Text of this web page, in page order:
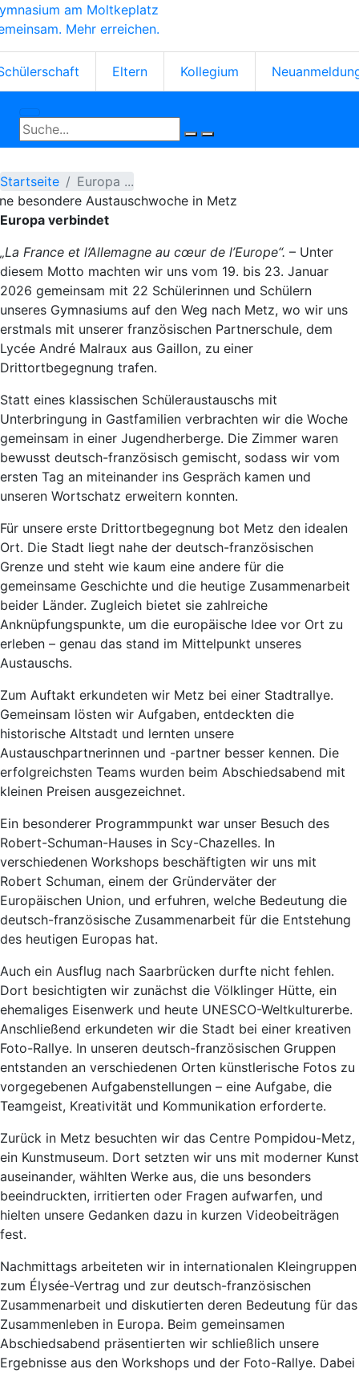
Direkt
zum
Inhalt
am Moltkeplatz
Mehr erreichen.
Eltern Kollegium
Startseite
Europa ...
besondere Austauschwoche in Metz
Europa verbindet
„La France et l‘Allemagne au cœur de l’Europe“. – Unter
diesem Motto machten wir uns vom 19. bis 23. Januar
2026 gemeinsam mit 22 Schülerinnen und Schülern
unseres Gymnasiums auf den Weg nach Metz, wo wir uns
erstmals mit unserer französischen Partnerschule, dem
Lycée André Malraux aus Gaillon, zu einer
Drittortbegegnung trafen.
Statt eines klassischen Schüleraustauschs mit
Unterbringung in Gastfamilien verbrachten wir die Woche
gemeinsam in einer Jugendherberge. Die Zimmer waren
bewusst deutsch-französisch gemischt, sodass wir vom
ersten Tag an miteinander ins Gespräch kamen und
unseren Wortschatz erweitern konnten.
Für unsere erste Drittortbegegnung bot Metz den idealen
Ort. Die Stadt liegt nahe der deutsch-französischen
Grenze und steht wie kaum eine andere für die
gemeinsame Geschichte und die heutige Zusammenarbeit
beider Länder. Zugleich bietet sie zahlreiche
Anknüpfungspunkte, um die europäische Idee vor Ort zu
erleben – genau das stand im Mittelpunkt unseres
Austauschs.
Zum Auftakt erkundeten wir Metz bei einer Stadtrallye.
Gemeinsam lösten wir Aufgaben, entdeckten die
historische Altstadt und lernten unsere
Austauschpartnerinnen und -partner besser kennen. Die
erfolgreichsten Teams wurden beim Abschiedsabend mit
kleinen Preisen ausgezeichnet.
Ein besonderer Programmpunkt war unser Besuch des
Robert-Schuman-Hauses in Scy-Chazelles. In
verschiedenen Workshops beschäftigten wir uns mit
Robert Schuman, einem der Gründerväter der
Europäischen Union, und erfuhren, welche Bedeutung die
deutsch-französische Zusammenarbeit für die Entstehung
des heutigen Europas hat.
Auch ein Ausflug nach Saarbrücken durfte nicht fehlen.
Dort besichtigten wir zunächst die Völklinger Hütte, ein
ehemaliges Eisenwerk und heute UNESCO-Weltkulturerbe.
Anschließend erkundeten wir die Stadt bei einer kreativen
Foto-Rallye. In unseren deutsch-französischen Gruppen
entstanden an verschiedenen Orten künstlerische Fotos zu
vorgegebenen Aufgabenstellungen – eine Aufgabe, die
Teamgeist, Kreativität und Kommunikation erforderte.
Zurück in Metz besuchten wir das Centre Pompidou-Metz,
ein Kunstmuseum. Dort setzten wir uns mit moderner Kunst
auseinander, wählten Werke aus, die uns besonders
beeindruckten, irritierten oder Fragen aufwarfen, und
hielten unsere Gedanken dazu in kurzen Videobeiträgen
fest.
Nachmittags arbeiteten wir in internationalen Kleingruppen
zum Élysée-Vertrag und zur deutsch-französischen
Zusammenarbeit und diskutierten deren Bedeutung für das
Zusammenleben in Europa. Beim gemeinsamen
Abschiedsabend präsentierten wir schließlich unsere
Ergebnisse aus den Workshops und der Foto-Rallye. Dabei